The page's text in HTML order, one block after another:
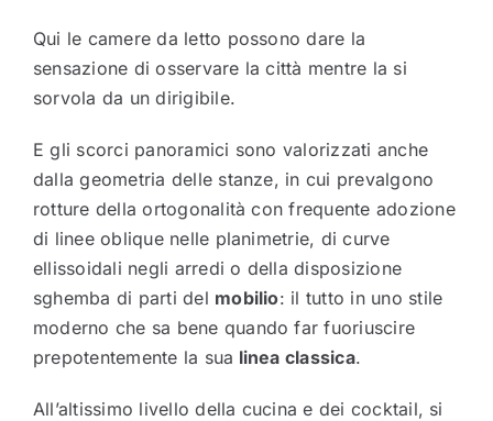
Qui le camere da letto possono dare la
sensazione di osservare la città mentre la si
sorvola da un dirigibile.
E gli scorci panoramici sono valorizzati anche
dalla geometria delle stanze, in cui prevalgono
rotture della ortogonalità con frequente adozione
di linee oblique nelle planimetrie, di curve
ellissoidali negli arredi o della disposizione
sghemba di parti del mobilio: il tutto in uno stile
moderno che sa bene quando far fuoriuscire
prepotentemente la sua linea classica.
All’altissimo livello della cucina e dei cocktail, si